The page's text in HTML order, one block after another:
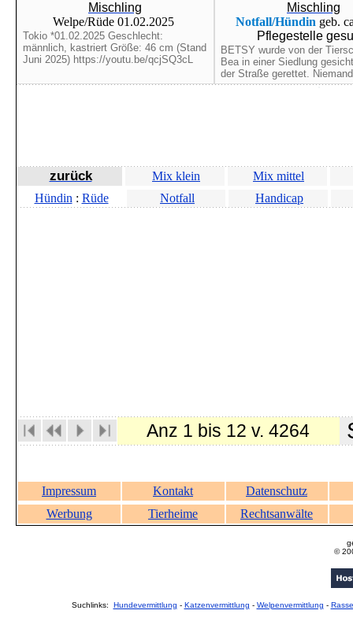
Mischling
Welpe/Rüde 01.02.2025
Tokio *01.02.2025 Geschlecht:
männlich, kastriert Größe: 46 cm (Stand
Juni 2025) https://youtu.be/qcjSQ3cL
Mischling
Notfall/Hündin geb.
Pflegestelle
BETSY wurde von der
Bea in einer Siedlung
der Straße gerettet.
zurück Mix klein
Mix mittel
Hündin : Rüde Notfall Handicap
Anz 1 bis 12 v. 4264
Impressum Kontakt
Datenschutz
Werbung
Tierheime Rechtsanwälte
©
Suchlinks: Hundevermittlung - Katzenvermittlung - Welpenvermittlung -